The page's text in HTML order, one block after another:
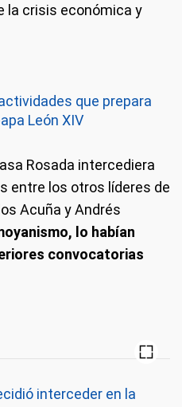
la crisis económica y
que prepara
León XIV
Rosada intercediera
entre los otros líderes de
Acuña y Andrés
lo habían
convocatorias
interceder en la